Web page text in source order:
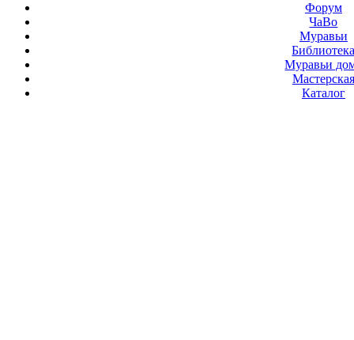
Форум
ЧаВо
Муравьи
Муравьи
Мастерская
Каталог